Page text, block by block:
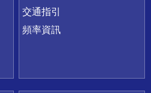
交通指引
頻率資訊